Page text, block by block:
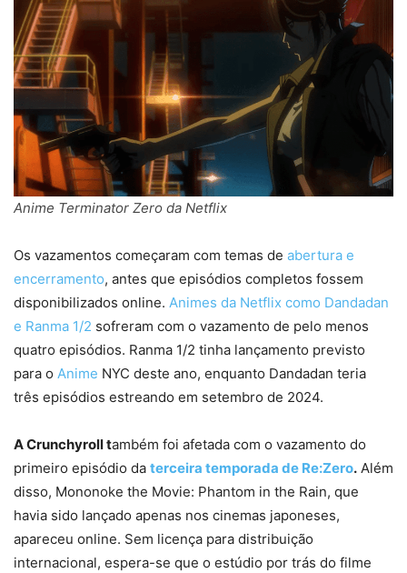
Anime Terminator Zero da Netflix
Os vazamentos começaram com temas de abertura e
encerramento, antes que episódios completos fossem
disponibilizados online. Animes da Netflix como Dandadan
e Ranma 1/2 sofreram com o vazamento de pelo menos
quatro episódios. Ranma 1/2 tinha lançamento previsto
para o Anime NYC deste ano, enquanto Dandadan teria
três episódios estreando em setembro de 2024.
A Crunchyroll também foi afetada com o vazamento do
primeiro episódio da terceira temporada de Re:Zero. Além
disso, Mononoke the Movie: Phantom in the Rain, que
havia sido lançado apenas nos cinemas japoneses,
apareceu online. Sem licença para distribuição
internacional, espera-se que o estúdio por trás do filme